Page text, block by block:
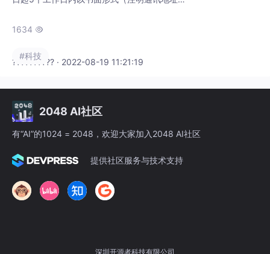
请在异议材料上加盖本单位公章；个人提出异
写签名），我局将对异议人身份和反映情况予
的，我局将不予受理。根据《深圳市龙岗区经
济与科技发展专项资金管理办法》《深圳市龙
1634 
?????????? · 2022-08-19 11:21:19
#科技
2048 AI社区
有“AI”的1024 = 2048，欢迎大家加入2048 AI社区
提供社区服务与技术支持
深圳开源者科技有限公司